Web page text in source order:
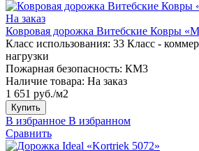
На заказ
Ковровая дорожка Витебские Ковры
Класс использования: 33 Класс -
нагрузки
Пожарная безопасность: КМ3
Наличие товара: На заказ
1 651 руб./м2
Купить
В избранное В избранном
Сравнить